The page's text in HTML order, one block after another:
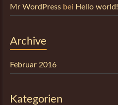
Mr WordPressbei Hello world!
Archive
Februar 2016
Kategorien